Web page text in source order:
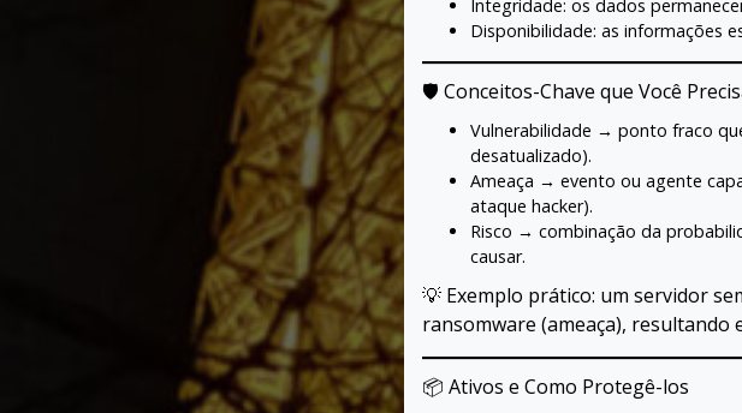
Integridade: os dados
Disponibilidade: as informações
🛡 Conceitos-Chave que Você
Vulnerabilidade → ponto fraco
desatualizado).
Ameaça → evento ou agente
ataque hacker).
Risco → combinação da
causar.
💡 Exemplo prático: um servidor
ransomware (ameaça), resultando
📦 Ativos e Como Protegê-los